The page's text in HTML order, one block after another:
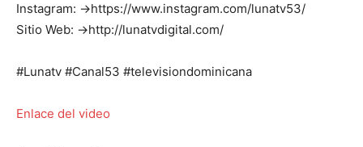
Instagram: →https://www.instagram.com/lunatv53/
Sitio Web: →http://lunatvdigital.com/
#Lunatv #Canal53 #televisiondominicana
Enlace del video